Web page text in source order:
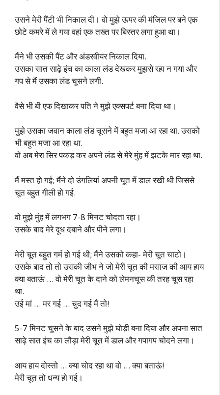
उसने मेरी पैंटी भी निकाल दी। वो मुझे ऊपर की मंजिल पर बने एक
छोटे कमरे में ले गया वहां एक तख्त पर बिस्तर लगा हुआ था।
मैंने भी उसकी पैंट और अंडरवीयर निकाल दिया.
उसका सात साढ़े इंच का काला लंड देखकर मुझसे रहा न गया और
गप से मैं उसका लंड चूसने लगी.
वैसे भी बी एफ दिखाकर पति ने मुझे एक्सपर्ट बना दिया था।
मुझे उसका जवान काला लंड चूसने में बहुत मजा आ रहा था. उसको
भी बहुत मजा आ रहा था.
वो अब मेरा सिर पकड़ कर अपने लंड से मेरे मुंह में झटके मार रहा था.
मैं मस्त हो गई; मैंने दो उंगलियां अपनी चूत में डाल रखी थी जिससे
चूत बहुत गीली हो गई.
वो मुझे मुंह में लगभग 7-8 मिनट चोदता रहा।
उसके बाद मेरे दूध दबाने और पीने लगा।
मेरी चूत बहुत गर्म हो गई थी; मैंने उसको कहा- मेरी चूत चाटो।
उसके बाद तो तो उसकी जीभ ने जो मेरी चूत की मसाज की आय हाय
क्या बताऊं … वो मेरी चूत के दाने को लेमनचूस की तरह चूस रहा
था.
उई मां … मर गई … चुद गई मैं तो!
5-7 मिनट चूसने के बाद उसने मुझे घोड़ी बना दिया और अपना सात
साढ़े सात इंच का लौड़ा मेरी चूत में डाल और गपागप चोदने लगा।
आय हाय दोस्तो … क्या चोद रहा था वो … क्या बताऊं!
मेरी चूत तो धन्य हो गई।